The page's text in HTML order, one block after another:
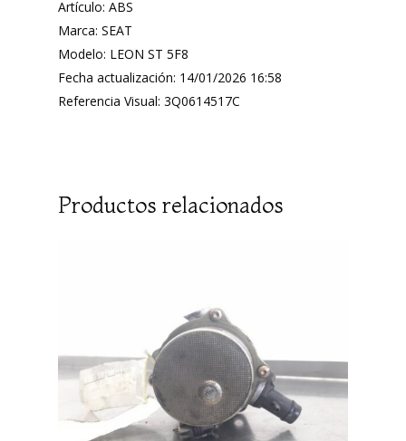
Artículo: ABS
Marca: SEAT
Modelo: LEON ST 5F8
Fecha actualización: 14/01/2026 16:58
Referencia Visual: 3Q0614517C
Productos relacionados